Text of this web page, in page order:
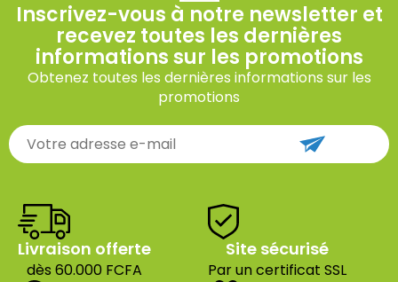
Inscrivez-vous à notre newsletter et
recevez toutes les dernières
informations sur les promotions
Obtenez toutes les dernières informations sur les
promotions
Livraison offerte
dès 60.000 FCFA
Site sécurisé
Par un certificat SSL